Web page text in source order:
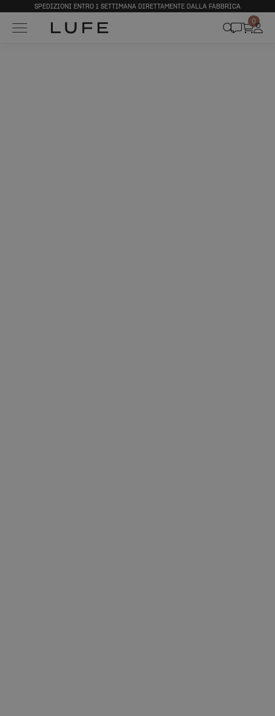
SPEDIZIONI ENTRO 1 SETTIMANA DIRETTAMENTE DALLA FABBRICA
0